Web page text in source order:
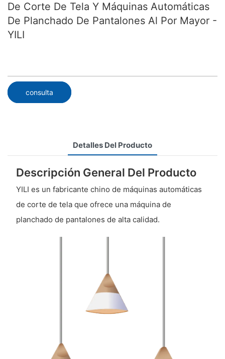
De Corte De Tela Y Máquinas Automáticas
De Planchado De Pantalones Al Por Mayor -
YILI
consulta
Detalles Del Producto
Descripción General Del Producto
YILI es un fabricante chino de máquinas automáticas
de corte de tela que ofrece una máquina de
planchado de pantalones de alta calidad.